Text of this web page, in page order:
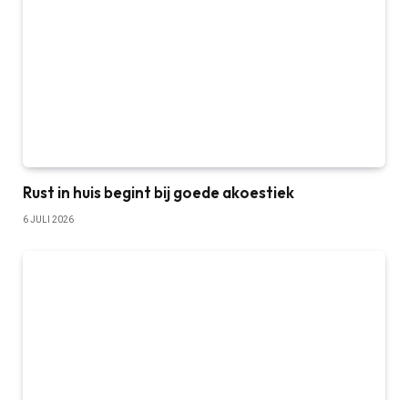
Rust in huis begint bij goede akoestiek
6 JULI 2026